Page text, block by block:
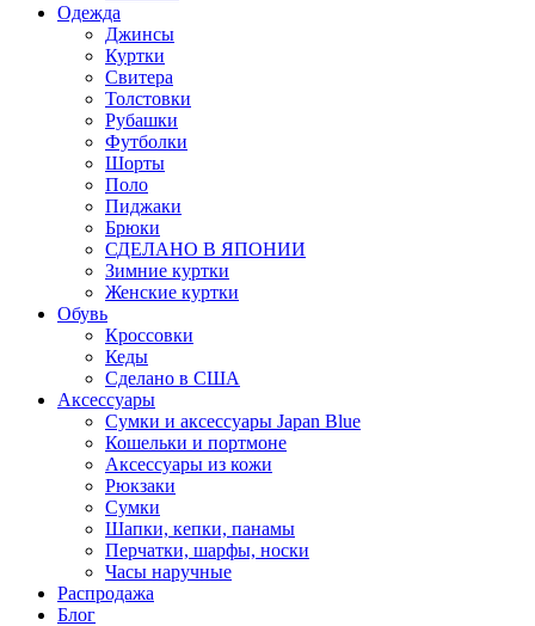
Одежда
Джинсы
Куртки
Свитера
Толстовки
Рубашки
Футболки
Шорты
Поло
Пиджаки
Брюки
СДЕЛАНО В ЯПОНИИ
Зимние куртки
Женские куртки
Обувь
Кроссовки
Кеды
Сделано в США
Аксессуары
Сумки и аксессуары Japan Blue
Кошельки и портмоне
Аксессуары из кожи
Рюкзаки
Сумки
Шапки, кепки, панамы
Перчатки, шарфы, носки
Часы наручные
Распродажа
Блог